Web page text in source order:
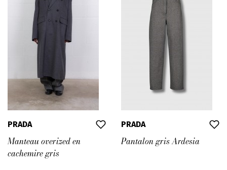
PRADA
Manteau overized en
cachemire gris
PRADA
Pantalon gris Ardesia